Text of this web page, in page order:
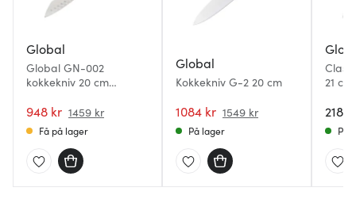
Global
Global GN-002
kokkekniv 20 cm
948 kr 1459 kr
Få på lager
Global
Kokkekniv G-2 20 cm
1084 kr 1549 kr
På lager
21
2189
På